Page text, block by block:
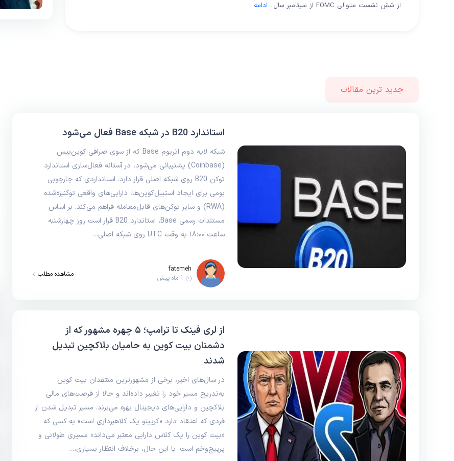
از شش نشست متوالی FOMC از سپتامبر سال
...ادامه
جدید ترین مقالات
استاندارد B20 در شبکه Base فعال می‌شود
شبکه لایه دوم اتریوم Base که از سوی صرافی کوین‌بیس
(Coinbase) پشتیبانی می‌شود، در آستانه فعال‌سازی استاندارد
توکن B20 روی شبکه اصلی قرار دارد. استانداردی که چارچوبی
بومی برای ایجاد استیبل‌کوین‌ها، دارایی‌های واقعی توکنیزه‌شده
(RWA) و سایر توکن‌های قابل‌معامله فراهم می‌کند. بر اساس
مستندات رسمی Base، استاندارد B20 قرار است روز چهارشنبه
ساعت ۱۸:۰۰ به وقت UTC روی شبکه اصلی…
fatemeh
1 ماه پیش
مشاهده مطلب
از لری فینک تا ترامپ؛ ۵ چهره مشهور که از
دشمنان بیت کوین به حامیان بلاکچین تبدیل
شدند
در سال‌های اخیر، برخی از مشهورترین منتقدان بیت کوین
به‌تدریج مسیر خود را تغییر داده‌اند و حالا از فرصت‌های مالی
بلاکچین و دارایی‌های دیجیتال بهره می‌برند. مسیر تبدیل شدن از
فردی که اعتقاد دارد «کریپتو یک کلاهبرداری است» به کسی که
«بیت کوین را یک کلاس دارایی معتبر می‌داند» مسیری طولانی و
پرپیچ‌وخم است. با این حال، برخلاف انتظار بسیاری،…